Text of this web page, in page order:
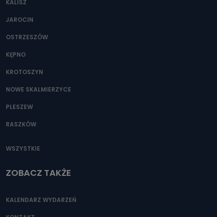
Można to zrobić pod numerem telefonu 62 735-51-05 lub
KALISZ
JAROCIN
OSTRZESZÓW
KĘPNO
KROTOSZYN
NOWE SKALMIERZYCE
PLESZEW
RASZKÓW
WSZYSTKIE
ZOBACZ TAKŻE
KALENDARZ WYDARZEŃ